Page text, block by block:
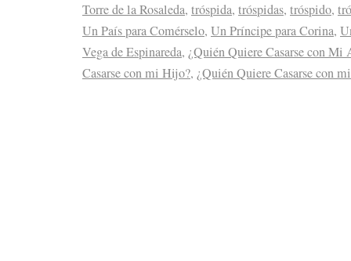
Torre de la Rosaleda, tróspida, tróspidas, tróspido,
Un País para Comérselo, Un Príncipe para Corina,
Vega de Espinareda, ¿Quién Quiere Casarse con Mi
Casarse con mi Hijo?, ¿Quién Quiere Casarse con